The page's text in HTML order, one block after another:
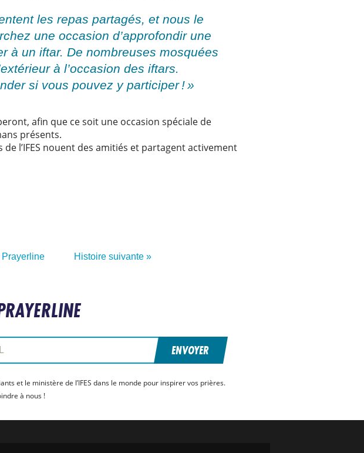
les repas partagés, et nous le
une occasion d’approfondir une
à un iftar. De nombreuses mosquées
à l’occasion des iftars.
si vous pouvez y participer ! »
afin que ce soit une occasion spéciale de
présents.
l’IFES nouent des amitiés et partagent activement
Histoire suivante »
ENVOYER
et le ministère de l’IFES dans le monde pour inspirer vos prières.
à nous !